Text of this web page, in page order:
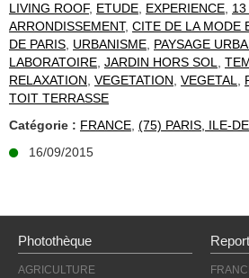
LIVING ROOF, ETUDE, EXPERIENCE, 13
ARRONDISSEMENT, CITE DE LA MODE
DE PARIS, URBANISME, PAYSAGE
LABORATOIRE, JARDIN HORS SOL,
RELAXATION, VEGETATION, VEGETAL,
TOIT TERRASSE
Catégorie : FRANCE, (75) PARIS, ILE-
16/09/2015
Photothèque
AGRICULTURE